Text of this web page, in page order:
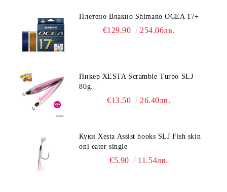
Плетено Влакно Shimano OCEA 17+
€129.90 254.06лв.
Пикер XESTA Scramble Turbo SLJ
80g.
€13.50 26.40лв.
Куки Xesta Assist hooks SLJ Fish skin
oni eater single
€5.90 11.54лв.